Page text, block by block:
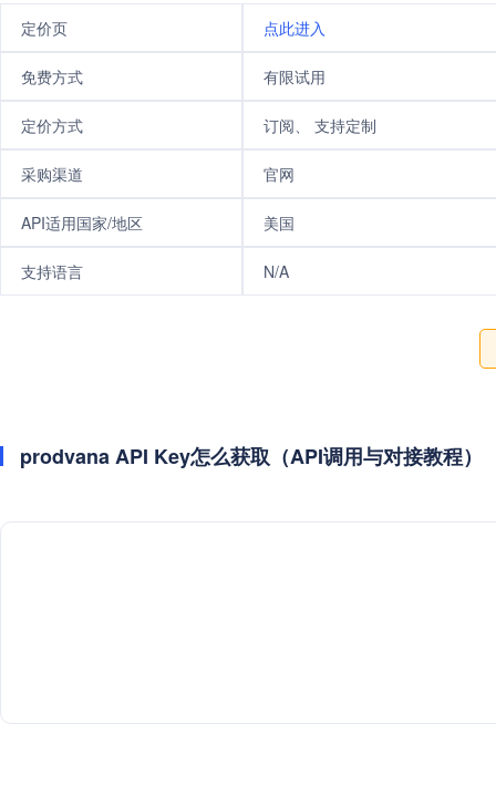
定价页 点此进入
免费方式 有限试用
定价方式 订阅、 支持定制
采购渠道 官网
API适用国家/地区 美国
支持语言 N/A
prodvana API Key怎么获取（API调用与对接教程）